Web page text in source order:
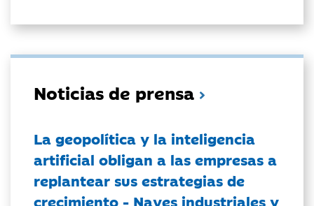
Noticias de prensa
La geopolítica y la inteligencia
artificial obligan a las empresas a
replantear sus estrategias de
crecimiento - Naves industriales y